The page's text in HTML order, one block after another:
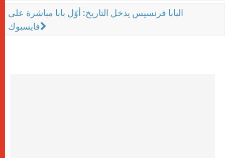
البابا فرنسيس يدخل التاريخ: أوّل بابا مباشرة على
فايسبوك